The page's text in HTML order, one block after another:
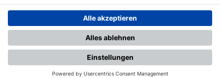
Ihr Gerät wird möglicherweise
nicht vollständig unterstützt.
Für die beste Nutzung empfehlen
wir ein kompatibles Gerät oder
einen aktuellen Browser.